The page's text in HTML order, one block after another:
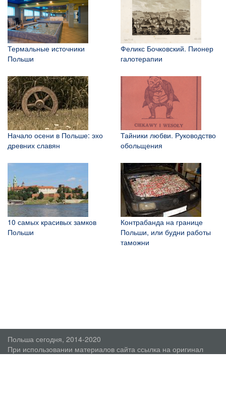
Термальные источники
Польши
Феликс Бочковский. Пионер
галотерапии
Начало осени в Польше: эхо
древних славян
Тайники любви. Руководство
обольщения
10 самых красивых замков
Польши
Контрабанда на границе
Польши, или будни работы
таможни
Польша сегодня, 2014-2020
При использовании материалов сайта ссылка на оригинал